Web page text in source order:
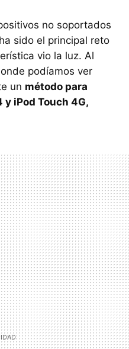
no soportados
sido el principal reto
vio la luz. Al
podíamos ver
un método para
iPod Touch 4G,